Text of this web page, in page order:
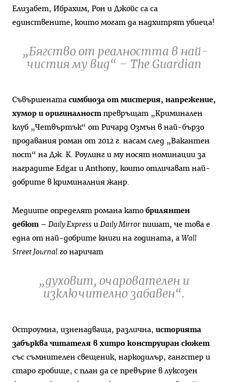
Елизабет, Ибрахим, Рон и Джойс са са
единствените, които могат да надхитрят убиеца!
„Бягство от реалността в най-
чистия му вид“ – The Guardian
Съвършената симбиоза от мистерия, напрежение,
хумор и оригиналност превръщат „Криминален
клуб „Четвъртък“ от Ричард Озмън в най-бързо
продавания роман от 2012 г. насам след „Вакантен
пост“ на Дж. К. Роулинг и му носят номинации за
наградите Edgar и Anthony, които отличават най-
добрите в криминалния жанр.
Медиите определят романа като брилянтен
дебют – Daily Express и Daily Mirror пишат, че това е
една от най-добрите книги на годината, а Wall
Street Journal го наричат
„духовит, очарователен и
изключително забавен“.
Остроумна, изненадваща, различна, историята
забърква читателя в хитро конструиран сюжет
със съмнителен свещеник, наркодилър, гангстер и
старо гробище, с план да се превърне в луксозен